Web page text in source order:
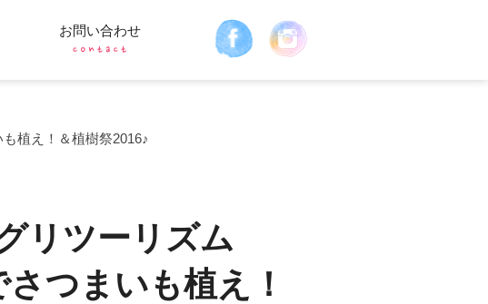
お問い合わせ
植え！＆植樹祭2016♪
リツーリズム
つまいも植え！